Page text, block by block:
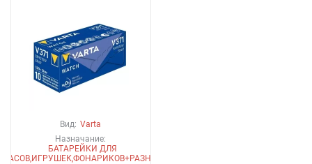
Вид: Varta
Назначание:
БАТАРЕЙКИ ДЛЯ
ЧАСОВ,ИГРУШЕК,ФОНАРИКОВ+РАЗНОЕ